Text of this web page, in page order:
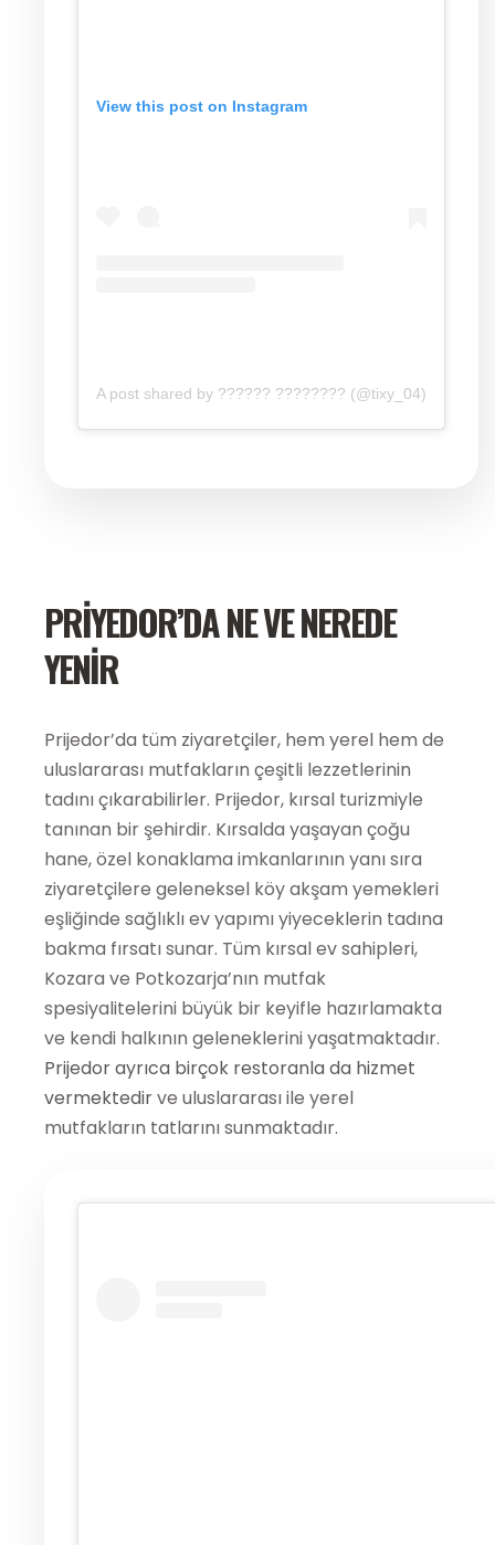
View this post on Instagram
A post shared by ?????? ???????? (@tixy_04)
PRİYEDOR’DA NE VE NEREDE
YENİR
Prijedor’da tüm ziyaretçiler, hem yerel hem de
uluslararası mutfakların çeşitli lezzetlerinin
tadını çıkarabilirler. Prijedor, kırsal turizmiyle
tanınan bir şehirdir. Kırsalda yaşayan çoğu
hane, özel konaklama imkanlarının yanı sıra
ziyaretçilere geleneksel köy akşam yemekleri
eşliğinde sağlıklı ev yapımı yiyeceklerin tadına
bakma fırsatı sunar. Tüm kırsal ev sahipleri,
Kozara ve Potkozarja’nın mutfak
spesiyalitelerini büyük bir keyifle hazırlamakta
ve kendi halkının geleneklerini yaşatmaktadır.
Prijedor ayrıca birçok restoranla da hizmet
vermektedirve uluslararası ile yerel
mutfakların tatlarını sunmaktadır.